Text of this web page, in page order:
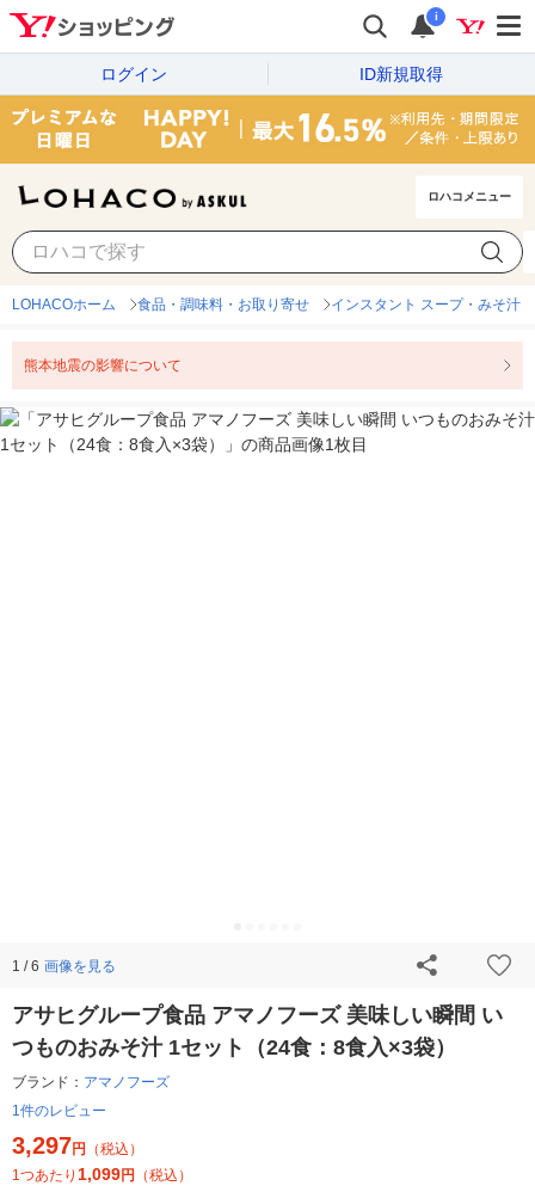
i
ログイン ID新規取得
ロハコメニュー
LOHACOホーム 食品・調味料・お取り寄せ インスタント スープ・みそ汁
熊本地震の影響について
1 / 6 画像を見る
アサヒグループ食品 アマノフーズ 美味しい瞬間 い
つものおみそ汁 1セット（24食：8食入×3袋）
ブランド： アマノフーズ
1件のレビュー
3,297円
（税込）
1つあたり 1,099円 （税込）